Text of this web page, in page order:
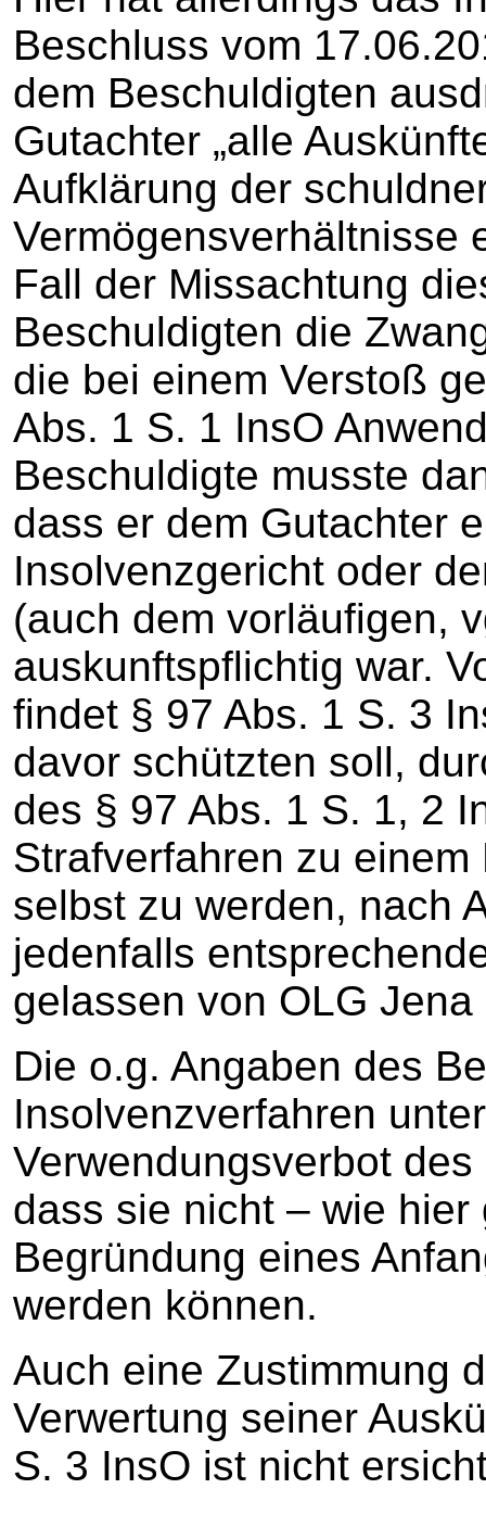
Beschluss vom
dem Beschuldigten
Gutachter „alle
Aufklärung der
Vermögensverhältnisse
Fall der Missachtung
Beschuldigten die
die bei einem Verstoß
Abs. 1 S. 1 InsO
Beschuldigte musste
dass er dem Gutachter
Insolvenzgericht oder
(auch dem vorläufigen,
auskunftspflichtig war.
findet § 97 Abs. 1 S. 3
davor schützten soll,
des § 97 Abs. 1 S. 1, 2
Strafverfahren zu
selbst zu werden, nach
jedenfalls
gelassen von OLG
Die o.g. Angaben des
Insolvenzverfahren
Verwendungsverbot
dass sie nicht – wie
Begründung eines
werden können.
Auch eine Zustimmung
Verwertung seiner
S. 3 InsO ist nicht